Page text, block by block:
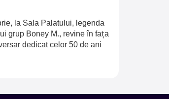
la Sala Palatului, legenda
grup Boney M., revine în fața
dedicat celor 50 de ani